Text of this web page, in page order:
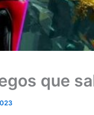
que